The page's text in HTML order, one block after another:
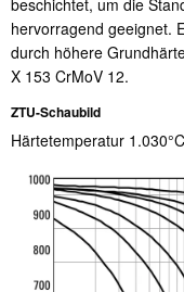
beschichtet, um die
hervorragend geeignet.
durch höhere
X 153 CrMoV 12.
ZTU-Schaubild
Härtetemperatur